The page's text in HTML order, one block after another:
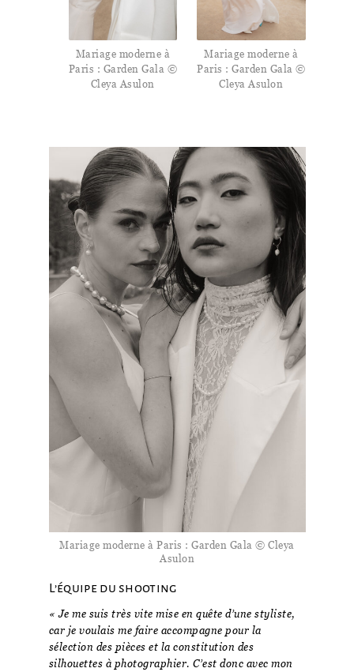
Mariage moderne à
Paris : Garden Gala ©
Cleya Asulon
Mariage moderne à
Paris : Garden Gala ©
Cleya Asulon
Mariage moderne à Paris : Garden Gala © Cleya
Asulon
L’équipe du shooting
« Je me suis très vite mise en quête d’une styliste,
car je voulais me faire accompagne pour la
sélection des pièces et la constitution des
silhouettes à photographier. C’est donc avec mon